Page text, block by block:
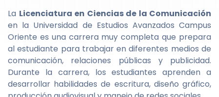
La Licenciatura en Ciencias de la Comunicación
en la Universidad de Estudios Avanzados Campus
Oriente es una carrera muy completa que prepara
al estudiante para trabajar en diferentes medios de
comunicación, relaciones públicas y publicidad.
Durante la carrera, los estudiantes aprenden a
desarrollar habilidades de escritura, diseño gráfico,